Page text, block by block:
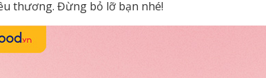
thương. Đừng bỏ lỡ bạn nhé!